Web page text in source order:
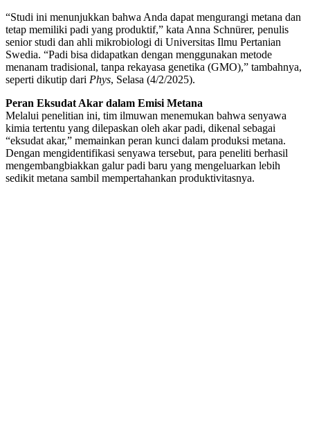
“Studi ini menunjukkan bahwa Anda dapat mengurangi metana dan
tetap memiliki padi yang produktif,” kata Anna Schnürer, penulis
senior studi dan ahli mikrobiologi di Universitas Ilmu Pertanian
Swedia. “Padi bisa didapatkan dengan menggunakan metode
menanam tradisional, tanpa rekayasa genetika (GMO),” tambahnya,
seperti dikutip dari Phys, Selasa (4/2/2025).
Peran Eksudat Akar dalam Emisi Metana
Melalui penelitian ini, tim ilmuwan menemukan bahwa senyawa
kimia tertentu yang dilepaskan oleh akar padi, dikenal sebagai
“eksudat akar,” memainkan peran kunci dalam produksi metana.
Dengan mengidentifikasi senyawa tersebut, para peneliti berhasil
mengembangbiakkan galur padi baru yang mengeluarkan lebih
sedikit metana sambil mempertahankan produktivitasnya.